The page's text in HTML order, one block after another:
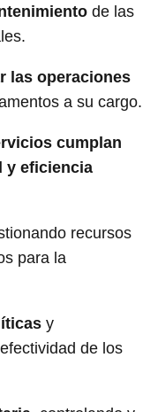
de las
las operaciones
a su cargo.
cumplan
y eficiencia
recursos
para la
y
de los